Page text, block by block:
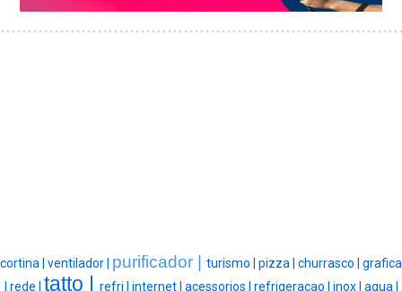
cortina | ventilador | purificador | turismo | pizza | churrasco | grafica
rede | tatto | refri | internet | acessorios | refrigeracao | inox | agua |